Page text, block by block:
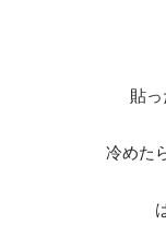
貼っ
冷めた